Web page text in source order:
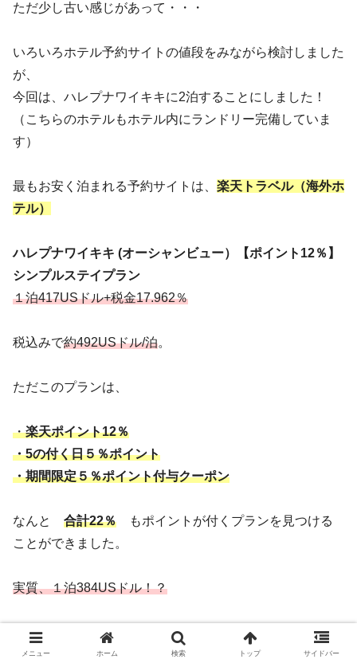
ただ少し古い感じがあって・・・
いろいろホテル予約サイトの値段をみながら検討しました
が、
今回は、ハレプナワイキキに2泊することにしました！
（こちらのホテルもホテル内にランドリー完備していま
す）
最もお安く泊まれる予約サイトは、 楽天トラベル（海外ホ
テル）
ハレプナワイキキ (オーシャンビュー）【ポイント12％】
シンプルステイプラン
１泊417USドル+税金17.962％
税込みで約492USドル/泊。
ただこのプランは、
・楽天ポイント12％
・5の付く日５％ポイント
・期間限定５％ポイント付与クーポン
なんと 合計22％ もポイントが付くプランを見つける
ことができました。
実質、１泊384USドル！？
ここに泊まることで決定！
メニュー ホーム 検索 トップ サイドバー